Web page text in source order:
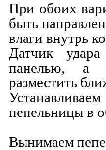
При обоих
быть
влаги внутрь
Датчик
панелью, а
разместить
пепельницы в
Вынимаем